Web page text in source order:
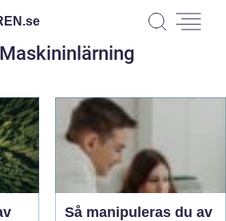
se
Så manipuleras du av